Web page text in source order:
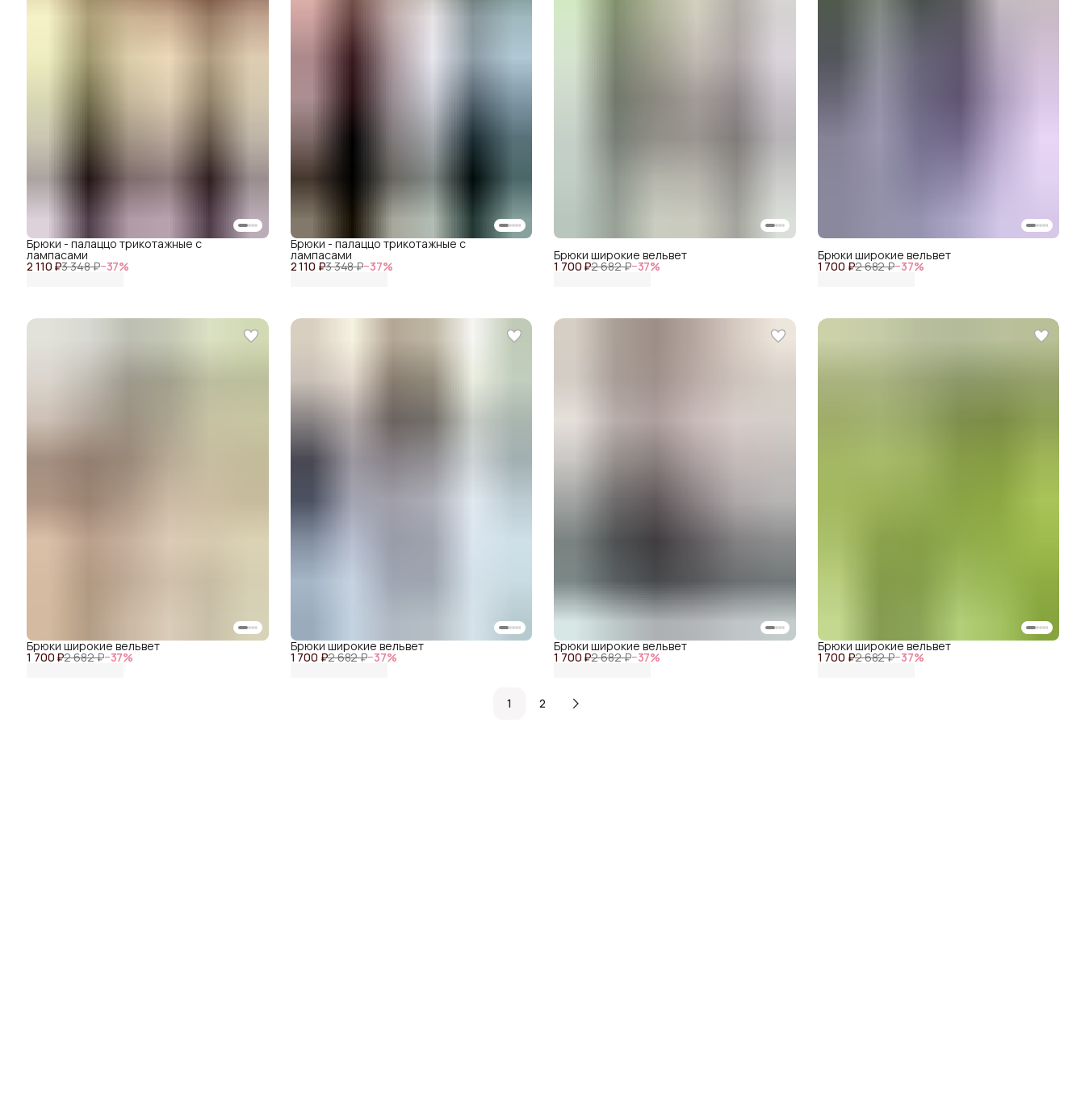
2 110 ₽3 348 ₽−37%
Брюки - палаццо трикотажные с
лампасами
2 110 ₽3 348 ₽−37%
Брюки - палаццо трикотажные с
лампасами
1 700 ₽2 682 ₽−37%
Брюки широкие вельвет
1 700 ₽2 682 ₽−37%
Брюки широкие вельвет
1 700 ₽2 682 ₽−37%
Брюки широкие вельвет
1 700 ₽2 682 ₽−37%
Брюки широкие вельвет
1 700 ₽2 682 ₽−37%
Брюки широкие вельвет
1 700 ₽2 682 ₽−37%
Брюки широкие вельвет
1 2